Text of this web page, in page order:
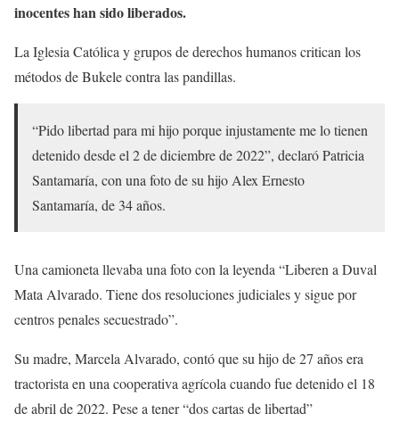
inocentes han sido liberados.
La Iglesia Católica y grupos de derechos humanos critican los
métodos de Bukele contra las pandillas.
“Pido libertad para mi hijo porque injustamente me lo tienen
detenido desde el 2 de diciembre de 2022”, declaró Patricia
Santamaría, con una foto de su hijo Alex Ernesto
Santamaría, de 34 años.
Una camioneta llevaba una foto con la leyenda “Liberen a Duval
Mata Alvarado. Tiene dos resoluciones judiciales y sigue por
centros penales secuestrado”.
Su madre, Marcela Alvarado, contó que su hijo de 27 años era
tractorista en una cooperativa agrícola cuando fue detenido el 18
de abril de 2022. Pese a tener “dos cartas de libertad”